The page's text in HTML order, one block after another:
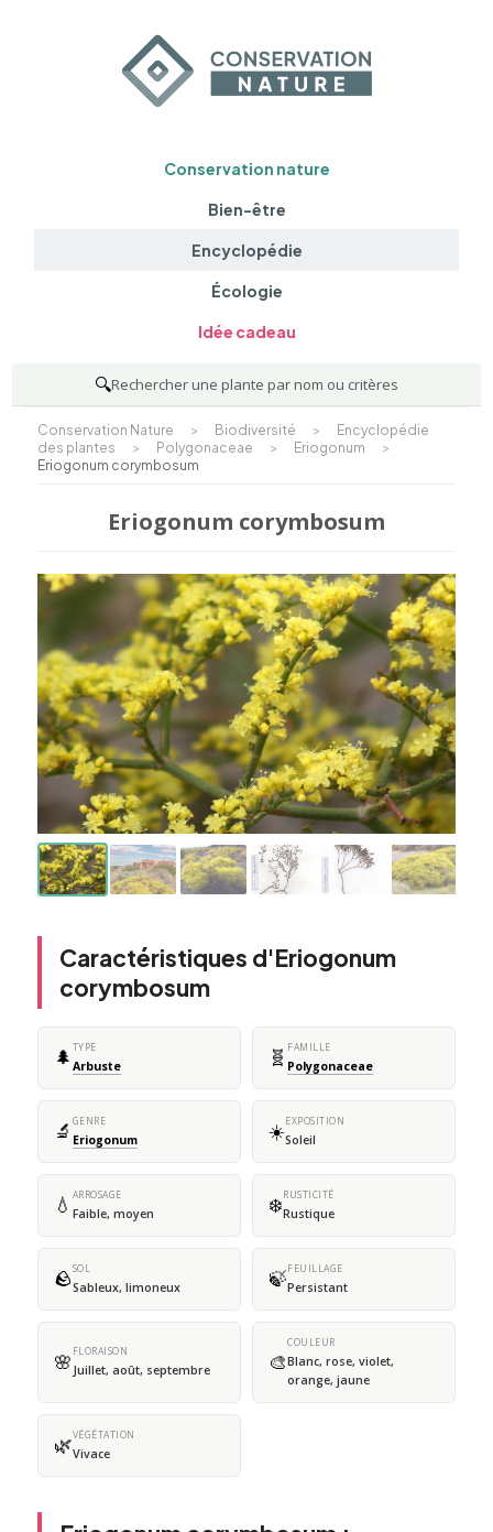
Conservation nature
Bien-être
Encyclopédie
Écologie
Idée cadeau
🔍Rechercher une plante par nom ou critères
Conservation Nature > Biodiversité >
Encyclopédie
des plantes
> Polygonaceae > Eriogonum
>
Eriogonum corymbosum
Eriogonum corymbosum
Caractéristiques d'Eriogonum
corymbosum
🌲 TYPE
Arbuste 🧬 FAMILLE
Polygonaceae
🔬 GENRE
Eriogonum ☀️EXPOSITION
Soleil
💧 ARROSAGE
Faible, moyen ❄️RUSTICITÉ
Rustique
🪨SOL
Sableux, limoneux 🍃FEUILLAGE
Persistant
🌸 FLORAISON
Juillet, août, septembre 🎨
COULEUR
Blanc, rose, violet,
orange, jaune
🌿VÉGÉTATION
Vivace